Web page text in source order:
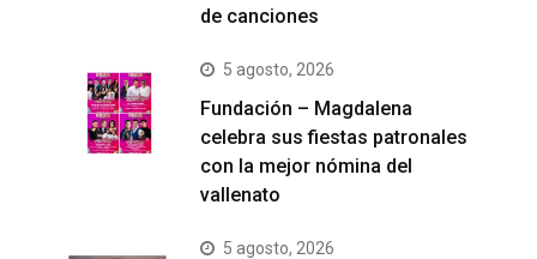
de canciones
5 agosto, 2026
Fundación – Magdalena
celebra sus fiestas patronales
con la mejor nómina del
vallenato
5 agosto, 2026